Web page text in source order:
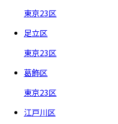
東京23区
足立区
東京23区
葛飾区
東京23区
江戸川区